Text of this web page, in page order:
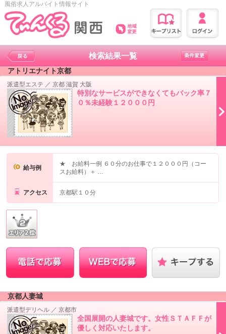
風俗求人アルバイト情報サイト
検索結果一覧
アトリエナイト京都
派遣型エステ ／京都 滋賀 大阪
特別なサービスができなくてもバック率７
０％未経験１２０００円
給与例
★ お給料一例 ６０分のお仕事で１２０００円（コー
スお給料）＋ …
アクセス 京都駅１０分
京都人妻城
派遣型デリヘル ／京都市
全国展開の人妻城です。女性ＳＴＡＦＦが
優しく対応いたします。